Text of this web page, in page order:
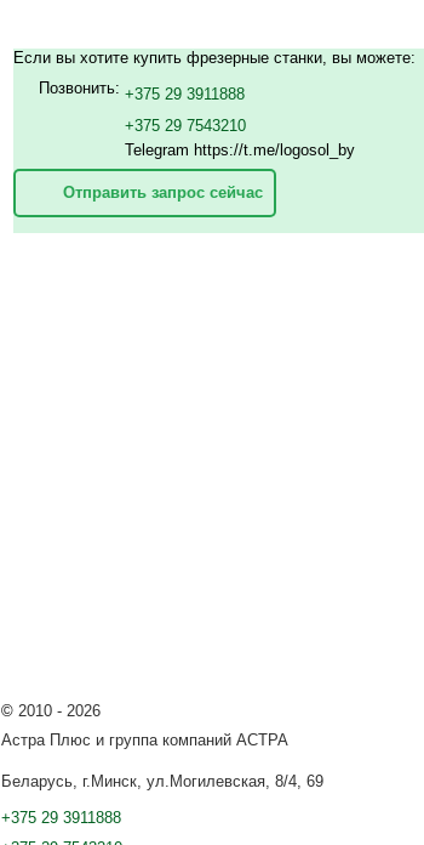
Если вы хотите купить фрезерные станки, вы можете:
Позвонить: +375 29 3911888
+375 29 7543210
Telegram https://t.me/logosol_by
Отправить запрос сейчас
© 2010 - 2026
Астра Плюс и группа компаний АСТРА
Беларусь, г.Минск, ул.Могилевская, 8/4, 69
+375 29 3911888